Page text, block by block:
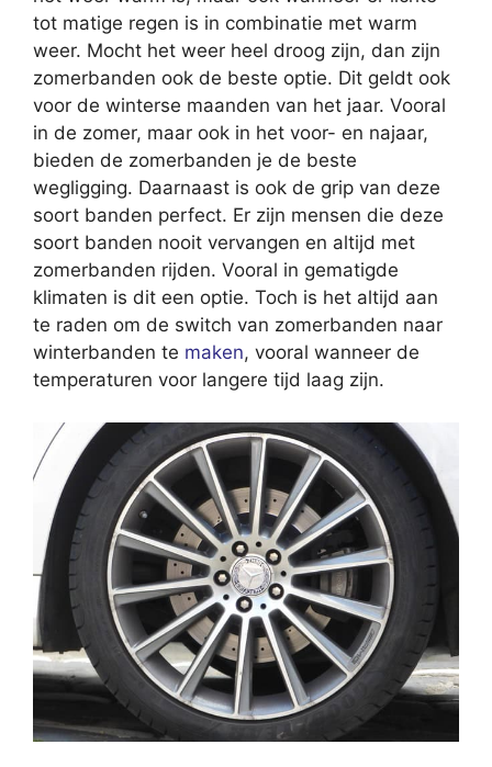
tot matige regen is in combinatie met warm
weer. Mocht het weer heel droog zijn, dan zijn
zomerbanden ook de beste optie. Dit geldt ook
voor de winterse maanden van het jaar. Vooral
in de zomer, maar ook in het voor- en najaar,
bieden de zomerbanden je de beste
wegligging. Daarnaast is ook de grip van deze
soort banden perfect. Er zijn mensen die deze
soort banden nooit vervangen en altijd met
zomerbanden rijden. Vooral in gematigde
klimaten is dit een optie. Toch is het altijd aan
te raden om de switch van zomerbanden naar
winterbanden te maken, vooral wanneer de
temperaturen voor langere tijd laag zijn.